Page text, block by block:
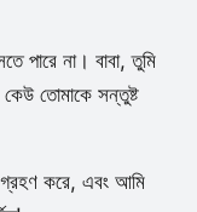
পারে না। বাবা, তুমি
তোমাকে সন্তুষ্ট
গ্রহণ করে, এবং আমি